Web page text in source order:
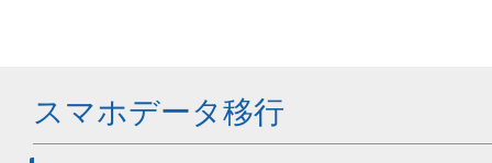
スマホデータ移行